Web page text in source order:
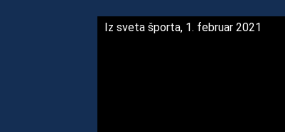
Iz sveta športa, 1. februar 2021